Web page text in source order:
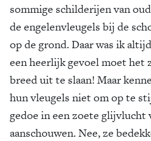
sommige schilderijen van
de engelenvleugels bij de
op de grond. Daar was ik
een heerlijk gevoel moet het
breed uit te slaan! Maar
hun vleugels niet om op te
gedoe in een zoete glijvlucht
aanschouwen. Nee, ze